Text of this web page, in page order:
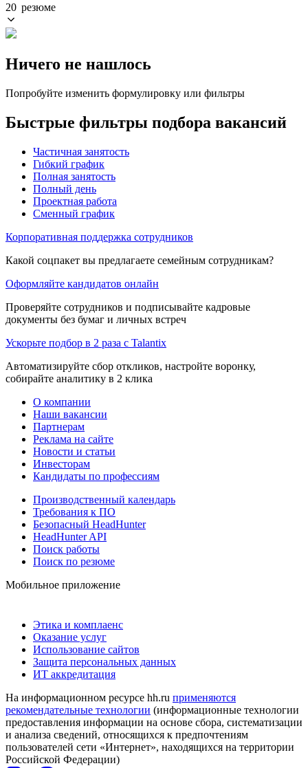
20 резюме
Ничего не нашлось
Попробуйте изменить формулировку или фильтры
Быстрые фильтры подбора вакансий
Частичная занятость
Гибкий график
Полная занятость
Полный день
Проектная работа
Сменный график
Корпоративная поддержка сотрудников
Какой соцпакет вы предлагаете семейным сотрудникам?
Оформляйте кандидатов онлайн
Проверяйте сотрудников и подписывайте кадровые
документы без бумаг и личных встреч
Ускорьте подбор в 2 раза с Talantix
Автоматизируйте сбор откликов, настройте воронку,
собирайте аналитику в 2 клика
О компании
Наши вакансии
Партнерам
Реклама на сайте
Новости и статьи
Инвесторам
Кандидаты по профессиям
Производственный календарь
Требования к ПО
Безопасный HeadHunter
HeadHunter API
Поиск работы
Поиск по резюме
Мобильное приложение
Этика и комплаенс
Оказание услуг
Использование сайтов
Защита персональных данных
ИТ аккредитация
На информационном ресурсе hh.ru применяются
рекомендательные технологии (информационные технологии
предоставления информации на основе сбора, систематизации
и анализа сведений, относящихся к предпочтениям
пользователей сети «Интернет», находящихся на территории
Российской Федерации)